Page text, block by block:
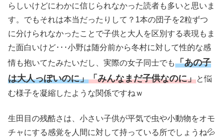
らしいけどにわかに信じられなかった読者も多いと思いま
す。でもそれは本当だったりして？1本の団子を2粒ずつ
に分けられなかったことで子供と大人を区別する表現もま
た面白いけど･･･小野は随分前から冬村に対して性的な感
情も抱いてたみたいだし、実際の女子同士でも「あの子
は大人っぽいのに」「みんなまだ子供なのに」と悩
む様子を凝縮したような関係ですねｗ
生田目の残酷さは、小さい子供が平気で虫や小動物をオモ
チャにする感覚を人間に対して持っている所でしょうね💦